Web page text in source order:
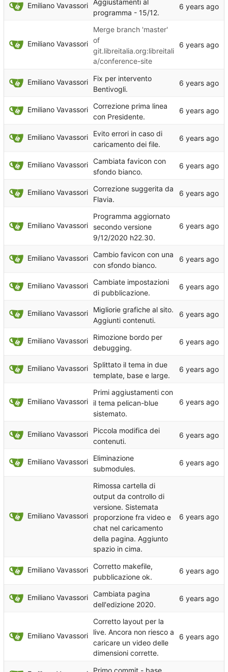
Emiliano Vavassori
programma - 15/12.
Emiliano Vavassori
Merge branch 'master'
of
git.libreitalia.org:libreitali
a/conference-site
Emiliano Vavassori
Fix per intervento
Bentivogli.
Emiliano Vavassori
Correzione prima linea
con Presidente.
Emiliano Vavassori
Evito errori in caso di
caricamento dei file.
Emiliano Vavassori
Cambiata favicon con
sfondo bianco.
Emiliano Vavassori
Correzione suggerita da
Flavia.
Emiliano Vavassori
Programma aggiornato
secondo versione
9/12/2020 h22.30.
Emiliano Vavassori
Cambio favicon con una
con sfondo bianco.
Emiliano Vavassori
Cambiate impostazioni
di pubblicazione.
Emiliano Vavassori
Migliorie grafiche al sito.
Aggiunti contenuti.
Emiliano Vavassori
Rimozione bordo per
debugging.
Emiliano Vavassori
Splittato il tema in due
template, base e large.
Emiliano Vavassori
Primi aggiustamenti con
il tema pelican-blue
sistemato.
Emiliano Vavassori
Piccola modifica dei
contenuti.
Emiliano Vavassori
Eliminazione
submodules.
Emiliano Vavassori
Rimossa cartella di
output da controllo di
versione. Sistemata
proporzione fra video e
chat nel caricamento
della pagina. Aggiunto
spazio in cima.
Emiliano Vavassori
Corretto makefile,
pubblicazione ok.
Emiliano Vavassori
Cambiata pagina
dell'edizione 2020.
Emiliano Vavassori
Corretto layout per la
live. Ancora non riesco a
caricare un video delle
dimensioni corrette.
Primo commit - base